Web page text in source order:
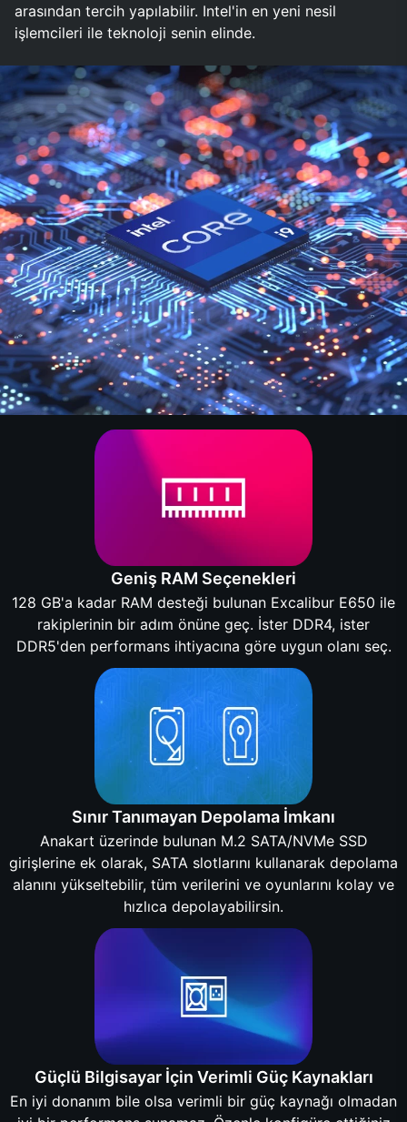
arasından tercih yapılabilir. Intel'in en yeni nesil
işlemcileri ile teknoloji senin elinde.
Geniş RAM Seçenekleri
128 GB'a kadar RAM desteği bulunan Excalibur E650 ile
rakiplerinin bir adım önüne geç. İster DDR4, ister
DDR5'den performans ihtiyacına göre uygun olanı seç.
Sınır Tanımayan Depolama İmkanı
Anakart üzerinde bulunan M.2 SATA/NVMe SSD
girişlerine ek olarak, SATA slotlarını kullanarak depolama
alanını yükseltebilir, tüm verilerini ve oyunlarını kolay ve
hızlıca depolayabilirsin.
Güçlü Bilgisayar İçin Verimli Güç Kaynakları
En iyi donanım bile olsa verimli bir güç kaynağı olmadan